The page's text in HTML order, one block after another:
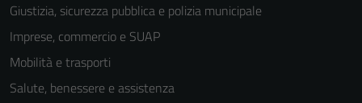
Giustizia, sicurezza pubblica e polizia municipale
Imprese, commercio e SUAP
Mobilità e trasporti
Salute, benessere e assistenza